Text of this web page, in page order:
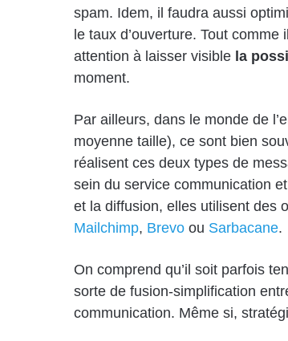
spam. Idem, il faudra aussi
le taux d’ouverture. Tout
attention à laisser visible la
moment.
Par ailleurs, dans le monde de
moyenne taille), ce sont bien
réalisent ces deux types de
sein du service communication
et la diffusion, elles utilisent des
Mailchimp, Brevoou Sarbacane.
On comprend qu’il soit parfois
sorte de fusion-simplification
communication. Même si,